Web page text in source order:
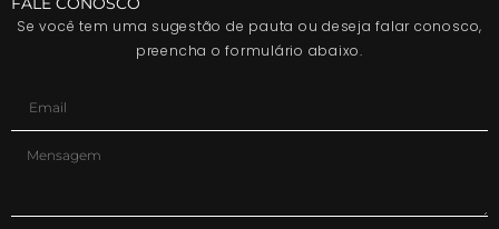
Se você tem uma sugestão de pauta ou deseja falar conosco,
preencha o formulário abaixo.